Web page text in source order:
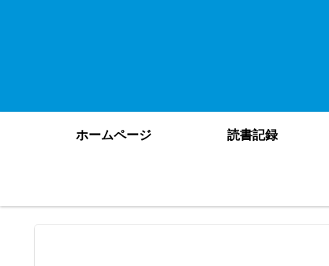
ホームページ 読書記録